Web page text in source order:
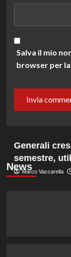
Salva il mio
browser per
News
Generali
semestre,
Marco Vaccarella